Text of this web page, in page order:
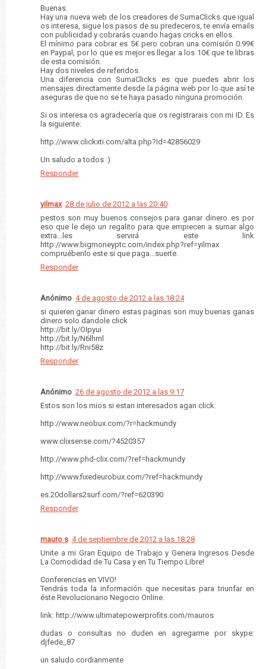
Buenas.
Hay una nueva web de los creadores de SumaClicks que igual
os interesa, sigue los pasos de su predeceros, te envía emails
con publicidad y cobrarás cuando hagas cricks en ellos.
El mínimo para cobrar es 5€ pero cobran una comisión 0.99€
en Paypal, por lo que es mejor es llegar a los 10€ que te libras
de esta comisión.
Hay dos niveles de referidos.
Una diferencia con SumaClicks es que puedes abrir los
mensajes directamente desde la página web por lo que así te
aseguras de que no se te haya pasado ninguna promoción.
Si os interesa os agradecería que os registrarais con mi ID. Es
la siguiente:
http://www.clickxti.com/alta.php?Id=42856029
Un saludo a todos :)
Responder
yilmax 28 de julio de 2012 a las 20:40
pestos son muy buenos consejos para ganar dinero..es por
eso que le dejo un regalito para que empiecen a sumar algo
extra...les servirá este link
http://www.bigmoneyptc.com/index.php?ref=yilmax
compruébenlo este si que paga...suerte.
Responder
Anónimo 4 de agosto de 2012 a las 18:24
si quieren ganar dinero estas paginas son muy buenas ganas
dinero solo dandole click
http://bit.ly/OIpyui
http://bit.ly/N6lhml
http://bit.ly/Rni58z
Responder
Anónimo 26 de agosto de 2012 a las 9:17
Estos son los mios si estan interesados agan click:
http://www.neobux.com/?r=hackmundy
www.clixsense.com/?4520357
http://www.phd-clix.com/?ref=hackmundy
http://www.fixedeurobux.com/?ref=hackmundy
es.20dollars2surf.com/?ref=620390
Responder
mauro s 4 de septiembre de 2012 a las 18:28
Unite a mi Gran Equipo de Trabajo y Genera Ingresos Desde
La Comodidad de Tu Casa y en Tu Tiempo Libre!
Conferencias en VIVO!
Tendrás toda la información que necesitas para triunfar en
éste Revolucionario Negocio Online.
link: http://www.ultimatepowerprofits.com/mauros
dudas o consultas no duden en agregarme por skype:
djfede_87
un saludo cordianmente